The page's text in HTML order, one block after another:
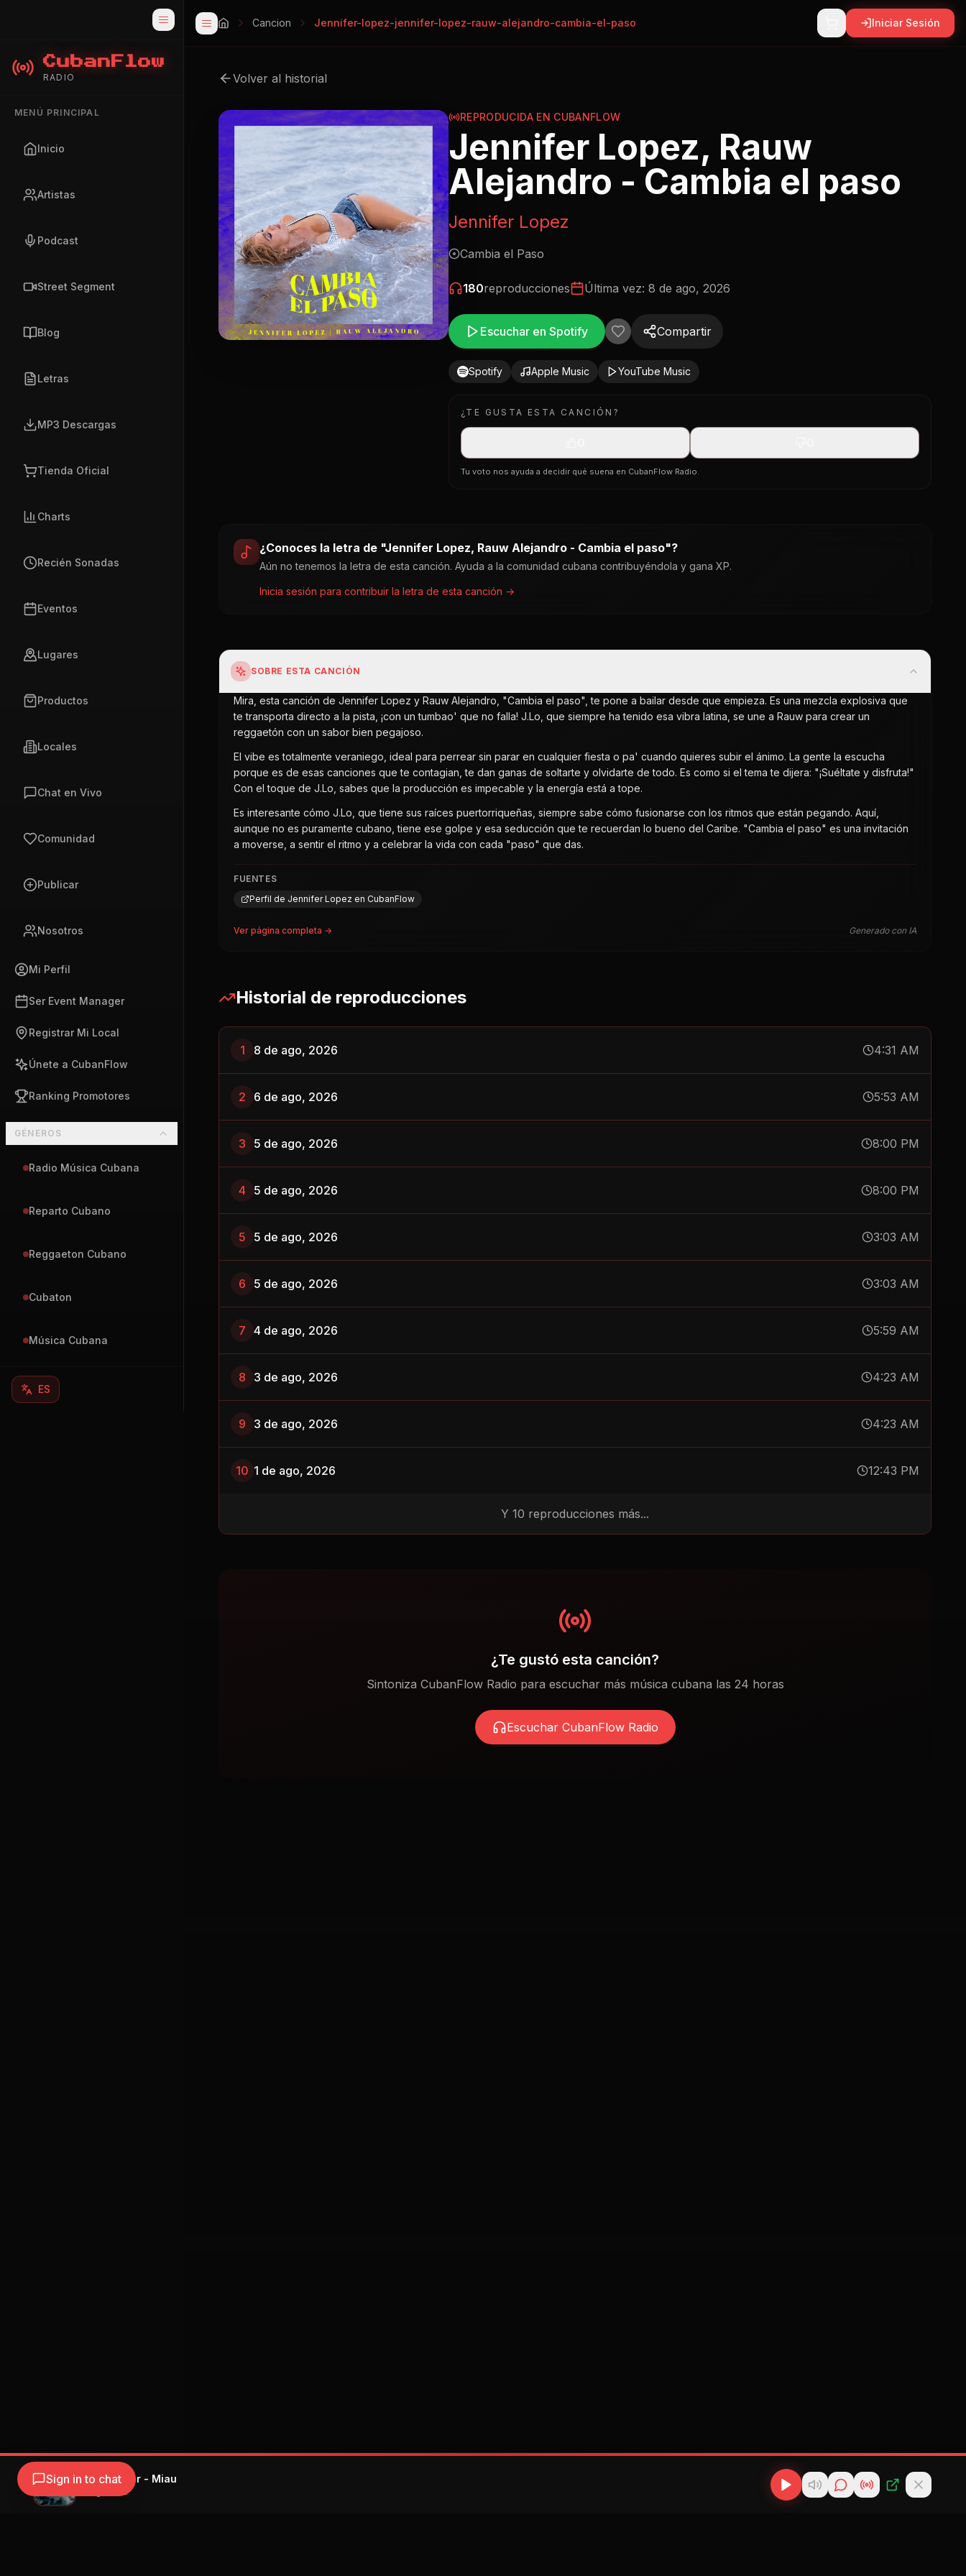
CubanFlow
RADIO
MENÚ PRINCIPAL
Inicio
Artistas
Podcast
Street Segment
Blog
Letras
MP3 Descargas
Tienda Oficial
Charts
Recién Sonadas
Eventos
Lugares
Productos
Locales
Chat en Vivo
Comunidad
Publicar
Nosotros
Mi Perfil
Ser Event Manager
Registrar Mi Local
Únete a CubanFlow
Ranking Promotores
GÉNEROS
Radio Música Cubana
Reparto Cubano
Reggaeton Cubano
Cubaton
Música Cubana
ES
Cancion Jennifer-lopez-jennifer-lopez-rauw-alejandro-cambia-el-paso Iniciar Sesión
Volver al historial
REPRODUCIDA EN CUBANFLOW
Jennifer Lopez, Rauw
Alejandro - Cambia el paso
Jennifer Lopez
Cambia el Paso
180reproducciones Última vez: 8 de ago, 2026
Escuchar en Spotify Compartir
Spotify Apple Music YouTube Music
¿TE GUSTA ESTA CANCIÓN?
Tu voto nos ayuda a decidir qué suena en CubanFlow Radio.
¿Conoces la letra de "Jennifer Lopez, Rauw Alejandro - Cambia el paso"?
Aún no tenemos la letra de esta canción. Ayuda a la comunidad cubana contribuyéndola y gana XP.
Inicia sesión para contribuir la letra de esta canción →
SOBRE ESTA CANCIÓN
Mira, esta canción de Jennifer Lopez y Rauw Alejandro, "Cambia el paso", te pone a bailar desde que empieza. Es una mezcla explosiva que
te transporta directo a la pista, ¡con un tumbao' que no falla! J.Lo, que siempre ha tenido esa vibra latina, se une a Rauw para crear un
reggaetón con un sabor bien pegajoso.
El vibe es totalmente veraniego, ideal para perrear sin parar en cualquier fiesta o pa' cuando quieres subir el ánimo. La gente la escucha
porque es de esas canciones que te contagian, te dan ganas de soltarte y olvidarte de todo. Es como si el tema te dijera: "¡Suéltate y disfruta!"
Con el toque de J.Lo, sabes que la producción es impecable y la energía está a tope.
Es interesante cómo J.Lo, que tiene sus raíces puertorriqueñas, siempre sabe cómo fusionarse con los ritmos que están pegando. Aquí,
aunque no es puramente cubano, tiene ese golpe y esa seducción que te recuerdan lo bueno del Caribe. "Cambia el paso" es una invitación
a moverse, a sentir el ritmo y a celebrar la vida con cada "paso" que das.
FUENTES
Perfil de Jennifer Lopez en CubanFlow
Ver página completa → Generado con IA
Historial de reproducciones
1 8 de ago, 2026 4:31 AM
2 6 de ago, 2026 5:53 AM
3 5 de ago, 2026 8:00 PM
4 5 de ago, 2026 8:00 PM
5 5 de ago, 2026 3:03 AM
6 5 de ago, 2026 3:03 AM
7 4 de ago, 2026 5:59 AM
8 3 de ago, 2026 4:23 AM
9 3 de ago, 2026 4:23 AM
10 1 de ago, 2026 12:43 PM
Y 10 reproducciones más...
¿Te gustó esta canción?
Sintoniza CubanFlow Radio para escuchar más música cubana las 24 horas
Escuchar CubanFlow Radio
Young Cister - Miau
Young Cister
Sign in to chat